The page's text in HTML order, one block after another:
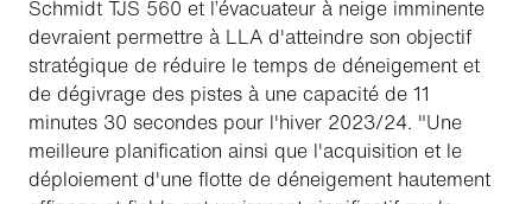
Schmidt TJS 560 et l’évacuateur à neige imminente
devraient permettre à LLA d'atteindre son objectif
stratégique de réduire le temps de déneigement et
de dégivrage des pistes à une capacité de 11
minutes 30 secondes pour l'hiver 2023/24. "Une
meilleure planification ainsi que l'acquisition et le
déploiement d'une flotte de déneigement hautement